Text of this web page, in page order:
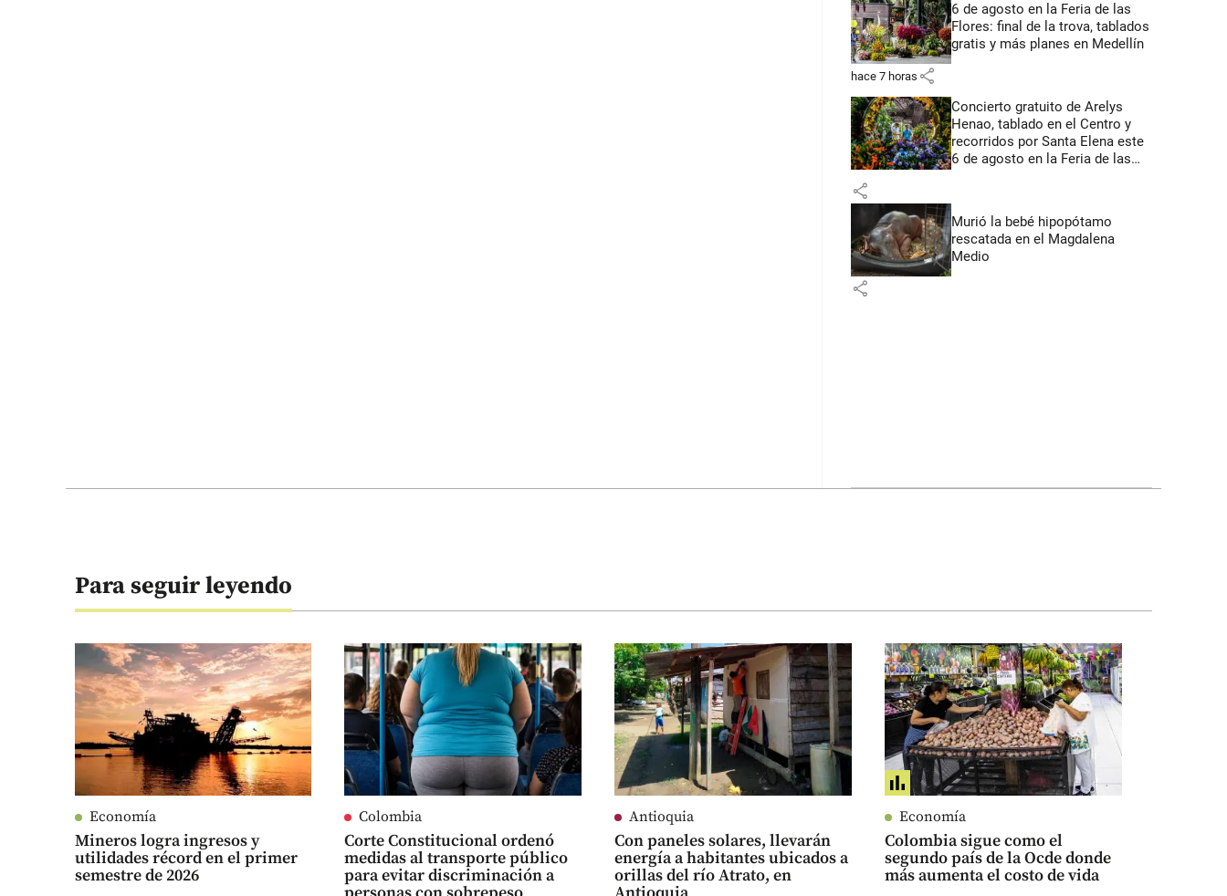
6 de agosto en la Feria de las
Flores: final de la trova, tablados
gratis y más planes en Medellín
hace 7 horas share
Concierto gratuito de Arelys
Henao, tablado en el Centro y
recorridos por Santa Elena este
6 de agosto en la Feria de las
share
Murió la bebé hipopótamo
rescatada en el Magdalena
Medio
share
Para seguir leyendo
Economía
Mineros logra ingresos y
utilidades récord en el primer
semestre de 2026
Colombia
Corte Constitucional ordenó
medidas al transporte público
para evitar discriminación a
Antioquia
Con paneles solares, llevarán
energía a habitantes ubicados a
orillas del río Atrato, en
Economía
Colombia sigue como el
segundo país de la Ocde donde
más aumenta el costo de vida